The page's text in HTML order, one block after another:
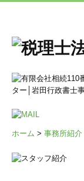
ホーム
相続税業務
ホーム > 事務所紹介